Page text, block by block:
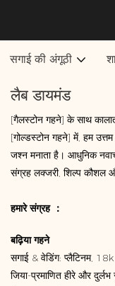
सगाई की अंगूठी
लैब डायमंड
[गैलस्टोन गहने] के साथ
[गोल्डस्टोन गहने] में, हम
जश्न मनाता है। आधुनिक
संग्रह लक्जरी, शिल्प कौशल
हमारे संग्रह ：
बढ़िया गहने
सगाई & वेडिंग: प्लैटिनम, 18k
जिया-प्रमाणित हीरे और